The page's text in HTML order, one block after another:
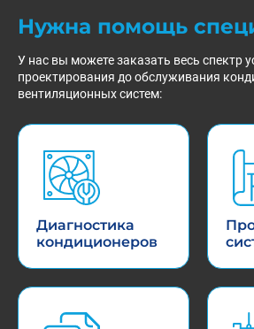
Нужна помощь
У нас вы можете заказать весь спектр
проектирования до обслуживания
вентиляционных систем:
Диагностика
кондиционеров